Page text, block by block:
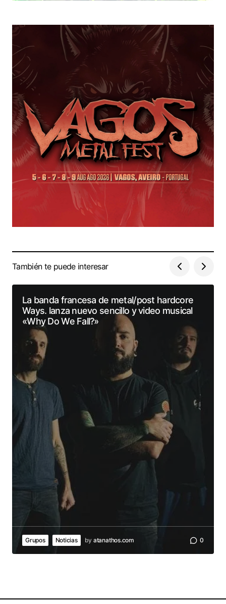
También te puede interesar
La banda francesa de metal/post hardcore
Ways. lanza nuevo sencillo y video musical
«Why Do We Fall?»
Grupos Noticias by atanathos.com 0